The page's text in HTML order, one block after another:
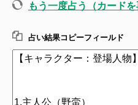
もう一度占う（カードを
占い結果コピーフィールド